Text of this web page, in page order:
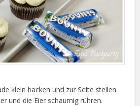
klein hacken und zur Seite stellen.
und die Eier schaumig rühren.